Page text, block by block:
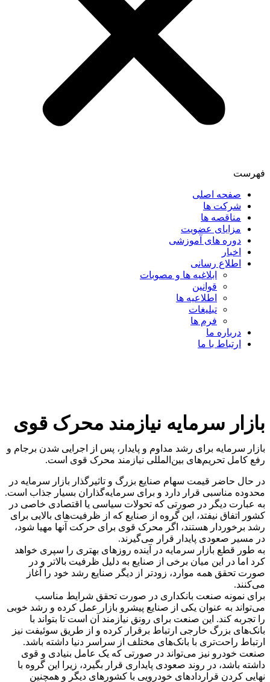
فهرست
صفحه اصلی
شرکت ها
مناقصه ها
مزایای عضویت
دوره های آموزشی
اخبار
اطلاع رسانی
ابلاغیه ها و مصوبات
قوانین
اطلاعیه ها
تبلیغات
فرم ها
درباره ما
ارتباط با ما
بازار سرمایه نیازمند محرک قوی
بازار سرمایه برای رشد مداوم و پایدار، پس از اجرایی شدن برجام و
رفع کامل تحریم‌های بین‌المللی نیازمند محرک قوی است.
در حال حاضر قیمت سهام صنایع بزرگ و تاثیرگذار بازار سرمایه در
محدوده مناسبی قرار دارد و برای سرمایه‌گذاران بسیار جذاب است.
به عبارت دیگر در صورتی که تحولات سیاسی یا اقتصادی خاصی در
کشور اتفاق نیفتد، این گروه از صنایع که از ظرفیت‌های بالایی برای
رشد برخوردار هستند، اگر محرک قوی برای حرکت آنها مهیا شود،
در مسیر صعودی پایدار قرار می‌گیرند.
به طور قطع بازار سرمایه در آینده روزهای بهتری را سپری خواهد
کرد اما در این میان برخی از صنایع به دلیل ظرفیت بالاتر و در
صورت تحقق همه موارد، زودتر از دیگر صنایع رشد خود را آغاز
می‌کنند.
برای نمونه صنعت بانکداری در صورت تحقق شرایط مناسب
می‌تواند به عنوان یکی از صنایع پیشرو بازار عمل کرده و رشد خوبی
را تجربه کند. این صنعت برای رونق نیازمند آن است تا بتواند با
بانک‌های بزرگ خارجی ارتباط برقرار کرده و از طریق سوئیفت نیز
ارتباط راحت‌تری با بانک‌های مختلف از سراسر دنیا داشته باشد.
صنعت خودرو نیز می‌تواند در صورتی که یک عامل بنیادی و قوی
داشته باشد، در روند صعودی پایداری قرار بگیرد، زیرا این گروه با
نهایی کردن قراردادهای خودرویی با کشورهای دیگر و همچنین